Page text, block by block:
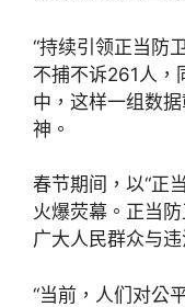
“持续引领正当防
不捕不诉261人，
中，这样一组数
神。
春节期间，以“正
火爆荧幕。正当
广大人民群众与
“当前，人们对公